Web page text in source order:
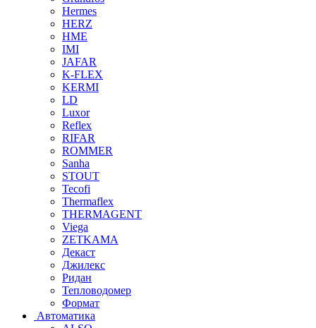
Hermes
HERZ
HME
IMI
JAFAR
K-FLEX
KERMI
LD
Luxor
Reflex
RIFAR
ROMMER
Sanha
STOUT
Tecofi
Thermaflex
THERMAGENT
Viega
ZETKAMA
Декаст
Джилекс
Ридан
Тепловодомер
Формат
Автоматика